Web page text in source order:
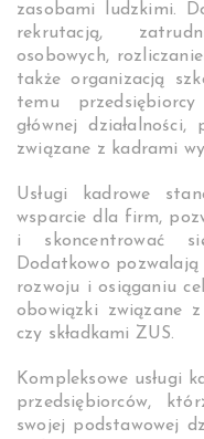
zasobami ludzkimi.
rekrutacją,
osobowych,
także organizacją
temu
głównej
związane z kadrami
Usługi kadrowe
wsparcie dla firm,
i skoncentrować
Dodatkowo
rozwoju i osiąganiu
obowiązki związane
czy składkami ZUS.
Kompleksowe usługi
przedsiębiorców,
swojej podstawowej